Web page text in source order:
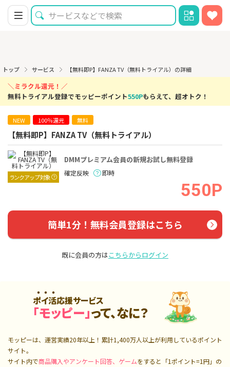
トップ サービス 【無料即P】FANZA TV（無料トライアル）の詳細
＼ミラクル還元！／
無料トライアル登録でモッピーポイント550Pもらえて、超オトク！
NEW 100％還元 無料
【無料即P】FANZA TV（無料トライアル）
ランクアップ対象
DMMプレミアム会員の新規お試し無料登録
確定反映 即時
550P
簡単1分！無料会員登録はこちら
既に会員の方はこちらからログイン
ポイ活応援サービス
「モッピー」って、なに？
モッピーは、運営実績20年以上！累計1,400万人以上が利用しているポイント
サイト。
サイト内で商品購入やアンケート回答、ゲームをすると「1ポイント=1円」の